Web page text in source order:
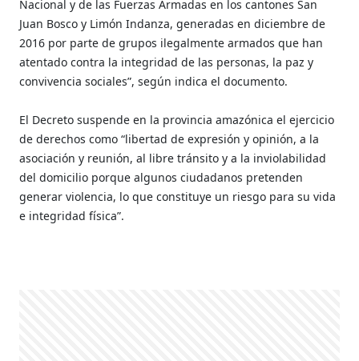
Nacional y de las Fuerzas Armadas en los cantones San
Juan Bosco y Limón Indanza, generadas en diciembre de
2016 por parte de grupos ilegalmente armados que han
atentado contra la integridad de las personas, la paz y
convivencia sociales”, según indica el documento.
El Decreto suspende en la provincia amazónica el ejercicio
de derechos como “libertad de expresión y opinión, a la
asociación y reunión, al libre tránsito y a la inviolabilidad
del domicilio porque algunos ciudadanos pretenden
generar violencia, lo que constituye un riesgo para su vida
e integridad física”.